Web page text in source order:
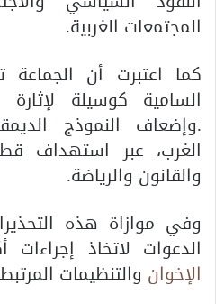
المجتمعات الغربية.
كما اعتبرت أن
السامية كوسيلة لإثارة
.وإضعاف النموذج
الغرب، عبر استهداف
والقانون والرياضة.
وفي موازاة هذه
الدعوات لاتخاذ
الإخوان والتنظيمات